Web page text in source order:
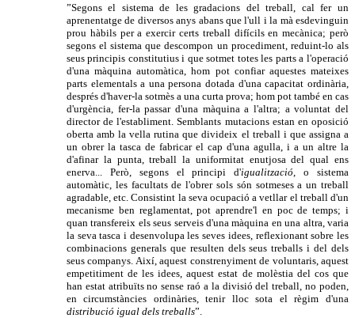
”Segons el sistema de les gradacions del treball, cal fer un
aprenentatge de diversos anys abans que l'ull i la mà esdevinguin
prou hàbils per a exercir certs treball difícils en mecànica; però
segons el sistema que descompon un procediment, reduint-lo als
seus principis constitutius i que sotmet totes les parts a l'operació
d'una màquina automàtica, hom pot confiar aquestes mateixes
parts elementals a una persona dotada d'una capacitat ordinària,
després d'haver-la sotmès a una curta prova; hom pot també en cas
d'urgència, fer-la passar d'una màquina a l'altra; a voluntat del
director de l'establiment. Semblants mutacions estan en oposició
oberta amb la vella rutina que divideix el treball i que assigna a
un obrer la tasca de fabricar el cap d'una agulla, i a un altre la
d'afinar la punta, treball la uniformitat enutjosa del qual ens
enerva... Però, segons el principi d'igualització , o sistema
automàtic, les facultats de l'obrer sols són sotmeses a un treball
agradable, etc. Consistint la seva ocupació a vetllar el treball d'un
mecanisme ben reglamentat, pot aprendre'l en poc de temps; i
quan transfereix els seus serveis d'una màquina en una altra, varia
la seva tasca i desenvolupa les seves idees, reflexionant sobre les
combinacions generals que resulten dels seus treballs i del dels
seus companys. Així, aquest constrenyiment de voluntaris, aquest
empetitiment de les idees, aquest estat de molèstia del cos que
han estat atribuïts no sense raó a la divisió del treball, no poden,
en circumstàncies ordinàries, tenir lloc sota el règim d'una
distribució igual dels treballs”.